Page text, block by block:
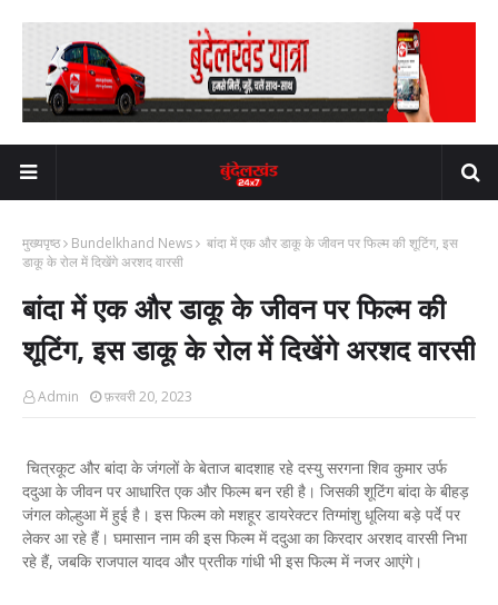
मुख्यपृष्ठ Bundelkhand News
बांदा में एक और डाकू के जीवन पर फिल्म की शूटिंग, इस
डाकू के रोल में दिखेंगे अरशद वारसी
बांदा में एक और डाकू के जीवन पर फिल्म की
शूटिंग, इस डाकू के रोल में दिखेंगे अरशद वारसी
Admin फ़रवरी 20, 2023
चित्रकूट और बांदा के जंगलों के बेताज बादशाह रहे दस्यु सरगना शिव कुमार उर्फ
ददुआ के जीवन पर आधारित एक और फिल्म बन रही है। जिसकी शूटिंग बांदा के बीहड़
जंगल कोल्हुआ में हुई है। इस फिल्म को मशहूर डायरेक्टर तिग्मांशु धूलिया बड़े पर्दे पर
लेकर आ रहे हैं। घमासान नाम की इस फिल्म में ददुआ का किरदार अरशद वारसी निभा
रहे हैं, जबकि राजपाल यादव और प्रतीक गांधी भी इस फिल्म में नजर आएंगे।